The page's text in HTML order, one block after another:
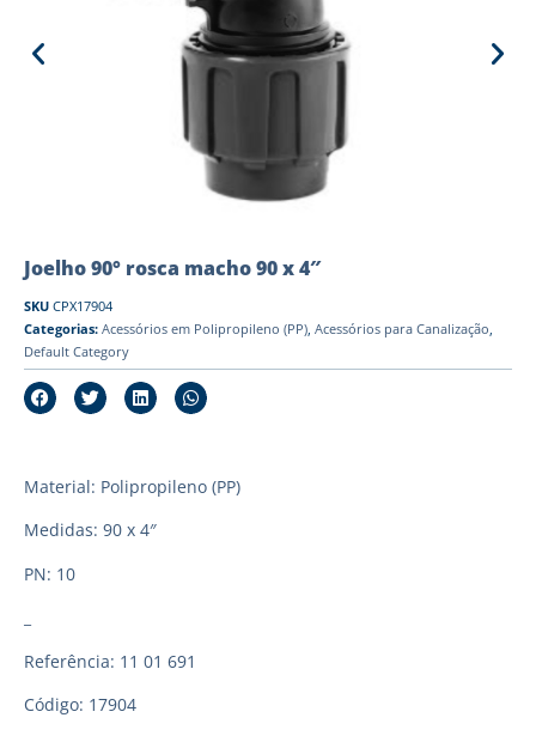
Joelho 90° rosca macho 90 x 4″
SKU CPX17904
Categorias: Acessórios em Polipropileno (PP), Acessórios para Canalização,
Default Category
Material: Polipropileno (PP)
Medidas: 90 x 4″
PN: 10
Referência: 11 01 691
Código: 17904